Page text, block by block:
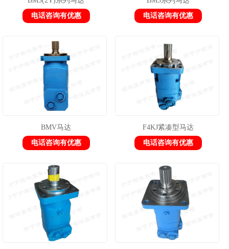
电话咨询有优惠
电话咨询有优惠
BMV马达
电话咨询有优惠
F4KJ紧凑型马达
电话咨询有优惠